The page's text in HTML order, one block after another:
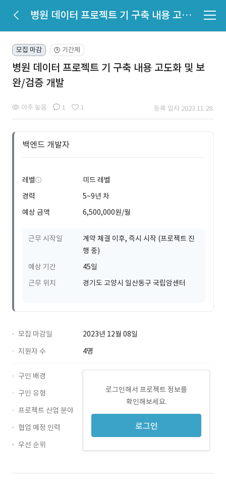
병원 데이터 프로젝트 기 구축 내용 고도화 및 보완/검증 개발
모집 마감 🕒 기간제
병원 데이터 프로젝트 기 구축 내용 고도화 및 보
완/검증 개발
아주 높음 1 1 등록 일자 2023.11.28.
백엔드 개발자
레벨
미드 레벨
경력
5~9년 차
예상 금액
6,500,000원/월
근무 시작일
계약 체결 이후, 즉시 시작 (프로젝트 진
행 중)
예상 기간
45일
근무 위치
경기도 고양시 일산동구 국립암센터
모집 마감일
2023년 12월 08일
지원자 수
4명
로그인해서 프로젝트 정보를
확인해보세요.
로그인
구인 배경
구인 유형
프로젝트 산업 분야
협업 예정 인력
우선 순위